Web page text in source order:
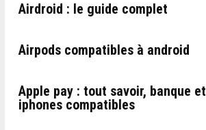
Airdroid : le guide complet
Airpods compatibles à android
Apple pay : tout savoir, banque et
iphones compatibles